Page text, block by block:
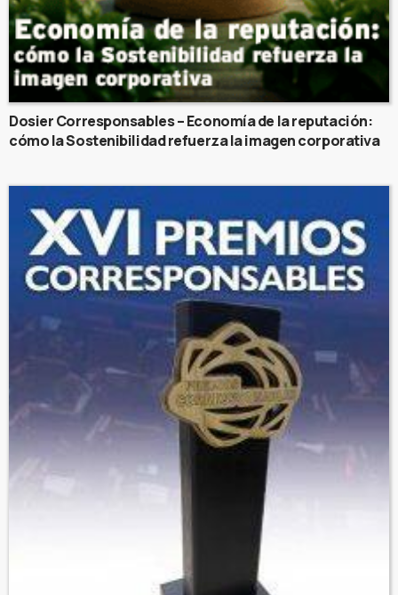
Dosier Corresponsables – Economía de la reputación:
cómo la Sostenibilidad refuerza la imagen corporativa